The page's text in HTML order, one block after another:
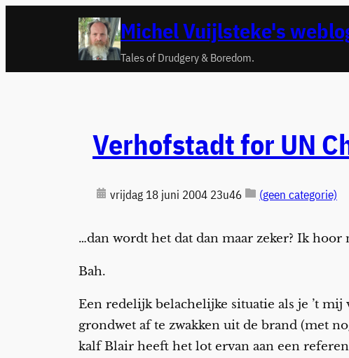
Michel Vuijlsteke's
Tales of Drudgery & Boredom.
Verhofstadt for UN
vrijdag 18 juni 2004 23u46 (geen categorie)
…dan wordt het dat dan maar zeker? Ik
Bah.
Een redelijk belachelijke situatie als je ’t
grondwet af te zwakken uit de brand (met
kalf Blair heeft het lot ervan aan een